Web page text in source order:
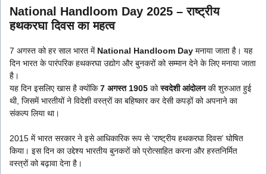
National Handloom Day 2025 – राष्ट्रीय
हथकरघा दिवस का महत्व
7 अगस्त को हर साल भारत में National Handloom Day मनाया जाता है। यह
दिन भारत के पारंपरिक हथकरघा उद्योग और बुनकरों को सम्मान देने के लिए मनाया जाता
है।
यह दिन इसलिए खास है क्योंकि7 अगस्त 1905 कोस्वदेशी आंदोलनकी शुरुआत हुई
थी, जिसमें भारतीयों ने विदेशी वस्त्रों का बहिष्कार कर देसी कपड़ों को अपनाने का
संकल्प लिया था।
2015 में भारत सरकार ने इसे आधिकारिक रूप से ‘राष्ट्रीय हथकरघा दिवस’ घोषित
किया। इस दिन का उद्देश्य भारतीय बुनकरों को प्रोत्साहित करना और हस्तनिर्मित
वस्त्रों को बढ़ावा देना है।